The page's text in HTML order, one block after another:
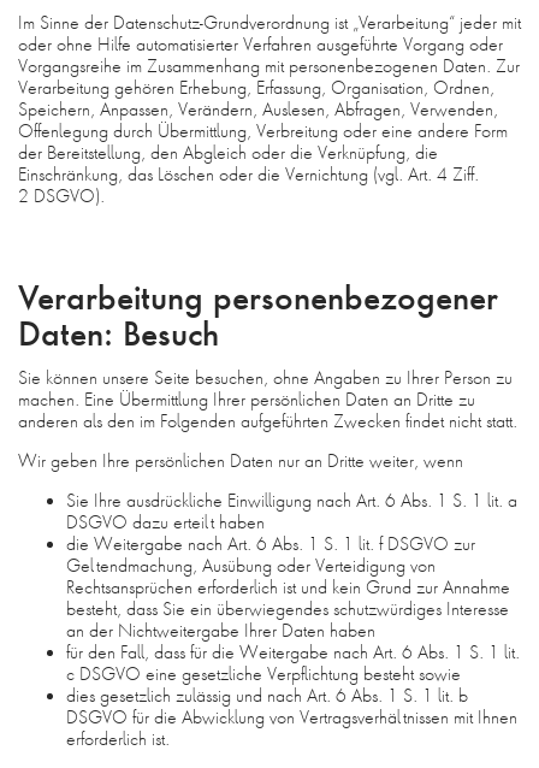
Im Sinne der Datenschutz-Grundverordnung ist „Verarbeitung“ jeder mit
oder ohne Hilfe automatisierter Verfahren ausgeführte Vorgang oder
Vorgangsreihe im Zusammenhang mit personenbezogenen Daten. Zur
Verarbeitung gehören Erhebung, Erfassung, Organisation, Ordnen,
Speichern, Anpassen, Verändern, Auslesen, Abfragen, Verwenden,
Offenlegung durch Übermittlung, Verbreitung oder eine andere Form
der Bereitstellung, den Abgleich oder die Verknüpfung, die
Einschränkung, das Löschen oder die Vernichtung (vgl. Art. 4 Ziff.
2 DSGVO).
Verarbeitung personenbezogener
Daten: Besuch
Sie können unsere Seite besuchen, ohne Angaben zu Ihrer Person zu
machen. Eine Übermittlung Ihrer persönlichen Daten an Dritte zu
anderen als den im Folgenden aufgeführten Zwecken findet nicht statt.
Wir geben Ihre persönlichen Daten nur an Dritte weiter, wenn
Sie Ihre ausdrückliche Einwilligung nach Art. 6 Abs. 1 S. 1 lit. a
DSGVO dazu erteilt haben
die Weitergabe nach Art. 6 Abs. 1 S. 1 lit. f DSGVO zur
Geltendmachung, Ausübung oder Verteidigung von
Rechtsansprüchen erforderlich ist und kein Grund zur Annahme
besteht, dass Sie ein überwiegendes schutzwürdiges Interesse
an der Nichtweitergabe Ihrer Daten haben
für den Fall, dass für die Weitergabe nach Art. 6 Abs. 1 S. 1 lit.
c DSGVO eine gesetzliche Verpflichtung besteht sowie
dies gesetzlich zulässig und nach Art. 6 Abs. 1 S. 1 lit. b
DSGVO für die Abwicklung von Vertragsverhältnissen mit Ihnen
erforderlich ist.